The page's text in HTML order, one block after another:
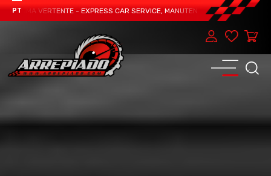
PT
UMA VERTENTE - EXPRESS CAR SERVICE, MANUTENÇÃO DO TEU CARRO -